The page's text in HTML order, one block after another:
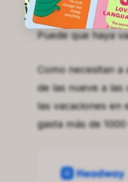
Puede que haya
Como necesitan
de las nueve a
las vacaciones en
gasta más de 1000